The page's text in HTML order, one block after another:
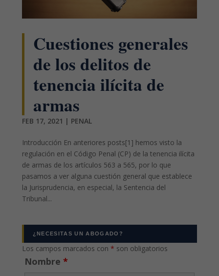
Cuestiones generales
de los delitos de
tenencia ilícita de
armas
FEB 17, 2021 | PENAL
Introducción En anteriores posts[1] hemos visto la
regulación en el Código Penal (CP) de la tenencia ilícita
de armas de los artículos 563 a 565, por lo que
pasamos a ver alguna cuestión general que establece
la Jurisprudencia, en especial, la Sentencia del
Tribunal...
¿NECESITAS UN ABOGADO?
Los campos marcados con * son obligatorios
Nombre *